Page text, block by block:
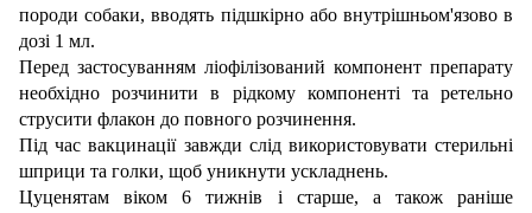
породи собаки, вводять підшкірно або внутрішньом'язово в
дозі 1 мл.
Перед застосуванням ліофілізований компонент препарату
необхідно розчинити в рідкому компоненті та ретельно
струсити флакон до повного розчинення.
Під час вакцинації завжди слід використовувати стерильні
шприци та голки, щоб уникнути ускладнень.
Цуценятам віком 6 тижнів і старше, а також раніше